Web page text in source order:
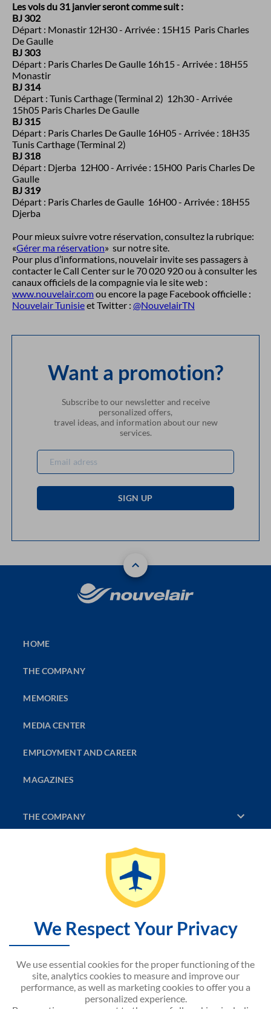
Les vols du 31 janvier seront comme suit :
BJ 302
Départ : Monastir 12H30 - Arrivée : 15H15 Paris Charles
De Gaulle
BJ 303
Départ : Paris Charles De Gaulle 16h15 - Arrivée : 18H55
Monastir
BJ 314
Départ : Tunis Carthage (Terminal 2) 12h30 - Arrivée
15h05 Paris Charles De Gaulle
BJ 315
Départ : Paris Charles De Gaulle 16H05 - Arrivée : 18H35
Tunis Carthage (Terminal 2)
BJ 318
Départ : Djerba 12H00 - Arrivée : 15H00 Paris Charles De
Gaulle
BJ 319
Départ : Paris Charles de Gaulle 16H00 - Arrivée : 18H55
Djerba
Pour mieux suivre votre réservation, consultez la rubrique:
«Gérer ma réservation» sur notre site.
Pour plus d’informations, nouvelair invite ses passagers à
contacter le Call Center sur le 70 020 920 ou à consulter les
canaux officiels de la compagnie via le site web :
www.nouvelair.comou encore la page Facebook officielle :
Nouvelair Tunisieet Twitter : @NouvelairTN
Want a promotion?
Subscribe to our newsletter and receive
personalized offers,
travel ideas, and information about our new
services.
SIGN UP
HOME
THE COMPANY
MEMORIES
MEDIA CENTER
EMPLOYMENT AND CAREER
MAGAZINES
THE COMPANY
NOUVELAIR WEBSITE
We Respect Your Privacy
We use essential cookies for the proper functioning of the
site, analytics cookies to measure and improve our
performance, as well as marketing cookies to offer you a
personalized experience.